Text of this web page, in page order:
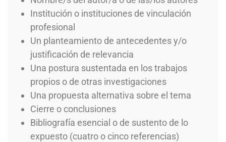
Institución o instituciones de vinculación
profesional
Un planteamiento de antecedentes y/o
justificación de relevancia
Una postura sustentada en los trabajos
propios o de otras investigaciones
Una propuesta alternativa sobre el tema
Cierre o conclusiones
Bibliografía esencial o de sustento de lo
expuesto (cuatro o cinco referencias)